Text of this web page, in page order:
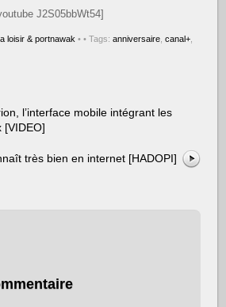
J2S05bbWt54]
loisir & portnawak • • Tags:anniversaire ,canal+
l’interface mobile intégrant les
[VIDEO]
très bien en internet [HADOPI]